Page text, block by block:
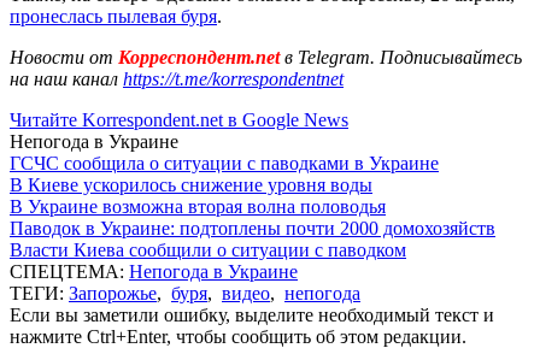
пронеслась пылевая буря.
Новости от Корреспондент.netв Telegram. Подписывайтесь
на наш канал https://t.me/korrespondentnet
Читайте Korrespondent.net в Google News
Непогода в Украине
ГСЧС сообщила о ситуации с паводками в Украине
В Киеве ускорилось снижение уровня воды
В Украине возможна вторая волна половодья
Паводок в Украине: подтоплены почти 2000 домохозяйств
Власти Киева сообщили о ситуации с паводком
СПЕЦТЕМА: Непогода в Украине
ТЕГИ: Запорожье, буря, видео, непогода
Если вы заметили ошибку, выделите необходимый текст и
нажмите Ctrl+Enter, чтобы сообщить об этом редакции.